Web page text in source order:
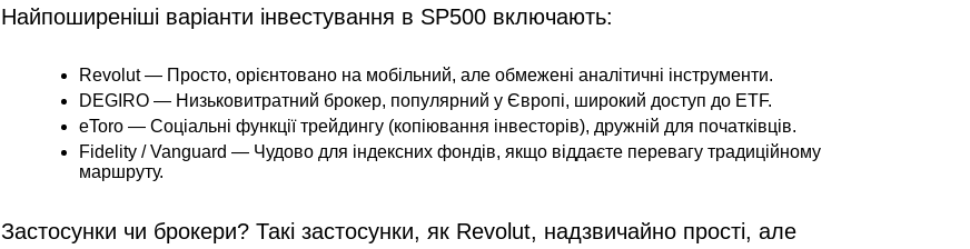
Найпоширеніші варіанти інвестування в SP500 включають:
Revolut— Просто, орієнтовано на мобільний, але обмежені аналітичні інструменти.
DEGIRO— Низьковитратний брокер, популярний у Європі, широкий доступ до ETF.
eToro— Соціальні функції трейдингу (копіювання інвесторів), дружній для початківців.
Fidelity / Vanguard — Чудово для індексних фондів, якщо віддаєте перевагу традиційному
маршруту.
Застосунки чи брокери?Такі застосунки, як Revolut, надзвичайно прості, але